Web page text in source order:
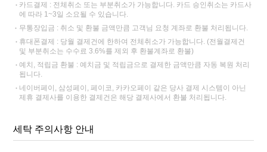
카드결제 : 전체취소 또는 부분취소가 가능합니다. 카드 승인취소는 카드사
에 따라 1~3일 소요될 수 있습니다.
무통장입금 : 취소 및 환불 금액만큼 고객님 요청 계좌로 환불 처리됩니다.
휴대폰결제 : 당월 결제건에 한하여 전체취소가 가능합니다. (전월결제건
및 부분취소는 수수료 3.6%를 제외 후 환불계좌로 환불)
예치, 적립금 환불 : 예치금 및 적립금으로 결제한 금액만큼 자동 복원 처리
됩니다.
네이버페이, 삼성페이, 페이코, 카카오페이 같은 당사 결제 시스템이 아닌
제휴 결제사를 이용한 결제건은 해당 결제사에서 환불 처리됩니다.
세탁 주의사항 안내